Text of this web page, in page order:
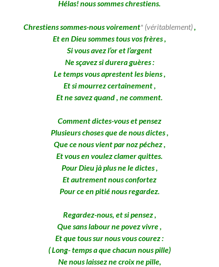
Hélas! nous sommes chrestiens.
Chrestiens sommes-nous voirement* (véritablement),
Et en Dieu sommes tous vos frères ,
Si vous avez l’or et l’argent
Ne sçavez si durera guères :
Le temps vous aprestent les biens ,
Et si mourrez certainement ,
Et ne savez quand , ne comment.
Comment dictes-vous et pensez
Plusieurs choses que de nous dictes ,
Que ce nous vient par noz péchez ,
Et vous en voulez clamer quittes.
Pour Dieu jà plus ne le dictes ,
Et autrement nous confortez
Pour ce en pitié nous regardez.
Regardez-nous, et si pensez ,
Que sans labour ne povez vivre ,
Et que tous sur nous vous courez :
( Long- temps a que chacun nous pille)
Ne nous laissez ne croix ne pille,